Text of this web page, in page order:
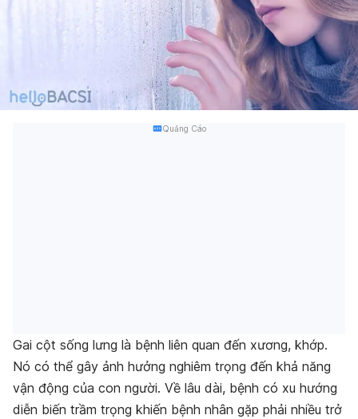
Quảng Cáo
Gai cột sống lưng là bệnh liên quan đến xương, khớp.
Nó có thể gây ảnh hưởng nghiêm trọng đến khả năng
vận động của con người. Về lâu dài, bệnh có xu hướng
diễn biến trầm trọng khiến bệnh nhân gặp phải nhiều trở